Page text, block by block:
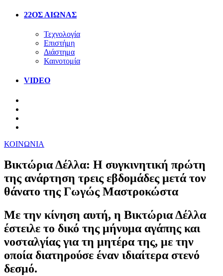
22ΟΣ ΑΙΩΝΑΣ
Τεχνολογία
Επιστήμη
Διάστημα
Καινοτομία
VIDEO
ΚΟΙΝΩΝΙΑ
Βικτώρια Δέλλα: Η συγκινητική πρώτη
της ανάρτηση τρεις εβδομάδες μετά τον
θάνατο της Γωγώς Μαστροκώστα
Με την κίνηση αυτή, η Βικτώρια Δέλλα
έστειλε το δικό της μήνυμα αγάπης και
νοσταλγίας για τη μητέρα της, με την
οποία διατηρούσε έναν ιδιαίτερα στενό
δεσμό.